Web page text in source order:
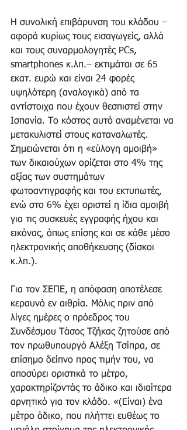
Η συνολική επιβάρυνση του κλάδου –
αφορά κυρίως τους εισαγωγείς, αλλά
και τους συναρμολογητές PCs,
smartphones κ.λπ.– εκτιμάται σε 65
εκατ. ευρώ και είναι 24 φορές
υψηλότερη (αναλογικά) από τα
αντίστοιχα που έχουν θεσπιστεί στην
Ισπανία. Το κόστος αυτό αναμένεται να
μετακυλιστεί στους καταναλωτές.
Σημειώνεται ότι η «εύλογη αμοιβή»
των δικαιούχων ορίζεται στο 4% της
αξίας των συστημάτων
φωτοαντιγραφής και του εκτυπωτές,
ενώ στο 6% έχει οριστεί η ίδια αμοιβή
για τις συσκευές εγγραφής ήχου και
εικόνας, όπως επίσης και σε κάθε μέσο
ηλεκτρονικής αποθήκευσης (δίσκοι
κ.λπ.).
Για τον ΣΕΠΕ, η απόφαση αποτέλεσε
κεραυνό εν αιθρία. Μόλις πριν από
λίγες ημέρες ο πρόεδρος του
Συνδέσμου Τάσος Τζήκας ζητούσε από
τον πρωθυπουργό Αλέξη Τσίπρα, σε
επίσημο δείπνο προς τιμήν του, να
αποσύρει οριστικά το μέτρο,
χαρακτηρίζοντάς το άδικο και ιδιαίτερα
αρνητικό για τον κλάδο. «(Eίναι) ένα
μέτρο άδικο, που πλήττει ευθέως το